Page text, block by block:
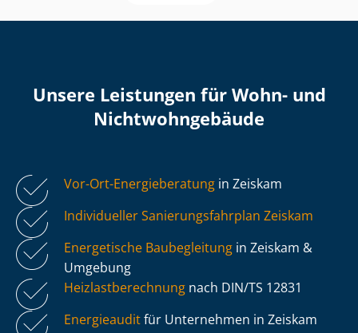
Unsere Leistungen für Wohn- und
Nicht­wohn­ge­bäu­de
Vor-Ort-Energieberatung in Zeiskam
Individueller Sa­nie­rungs­fahr­plan Zeiskam
Energetische Baubegleitung in Zeiskam &
Umgebung
Heiz­last­be­rech­nung nach DIN/TS 12831
Energieauditfür Unternehmen in Zeiskam